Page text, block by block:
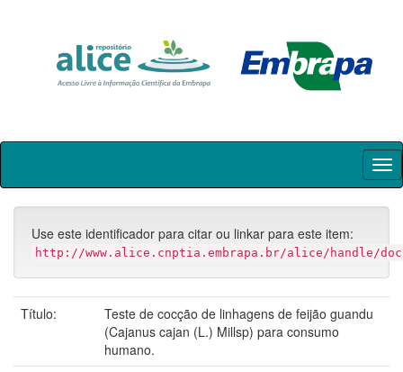
Skip
Use este identificador para citar ou linkar para este item:
http://www.alice.cnptia.embrapa.br/alice/handle/doc/
Título:
Teste de cocção de linhagens de feijão guandu
(Cajanus cajan (L.) Millsp) para consumo
humano.